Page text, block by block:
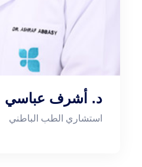
د. أشرف عباسي
استشاري الطب الباطني